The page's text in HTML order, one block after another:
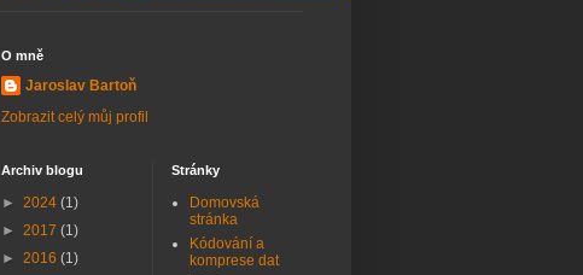
O mně
Jaroslav Bartoň
Zobrazit celý můj profil
Archiv blogu
► 2024 (1)
► 2017 (1)
► 2016 (1)
Stránky
Domovská
stránka
Kódování a
komprese dat